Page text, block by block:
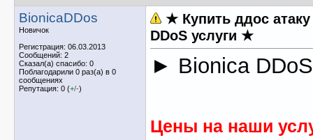
BionicaDDos
Новичок
Регистрация: 06.03.2013
Сообщений: 2
Сказал(а) спасибо: 0
Поблагодарили 0 раз(а) в 0
сообщениях
Репутация: 0 (+/-)
★ Купить ддос атаку
DDoS услуги ★
► Bionica
Цены на наши